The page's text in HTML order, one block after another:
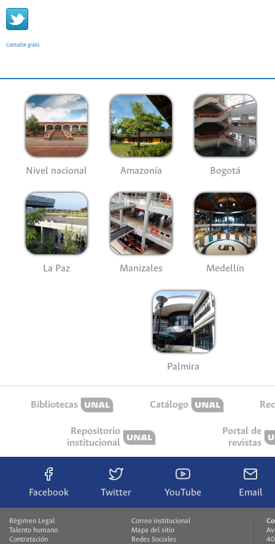
Contador gratis
Nivel nacional Amazonía Bogotá
La Paz Manizales Medellín
Palmira
Bibliotecas Catálogo
Repositorio
institucional
Portal de
revistas
Facebook Twitter YouTube Email
Régimen Legal
Talento humano
Contratación
Correo institucional
Mapa del sitio
Redes Sociales